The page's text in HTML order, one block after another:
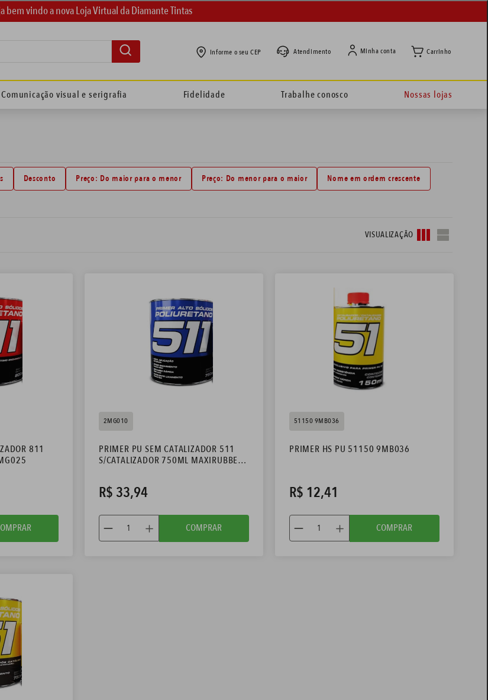
bem vindo a nova Loja Virtual da Diamante Tintas
Informe o seu CEP Atendimento Minha conta
Comunicação visual e serigrafia Fidelidade Trabalhe conosco Nossas lojas
Desconto Preço: Do maior para o menor Preço: Do menor para o maior Nome em ordem crescente
VISUALIZAÇÃO
811
2MG010
PRIMER PU SEM CATALIZADOR 511
S/CATALIZADOR 750ML MAXIRUBBER
R$ 33,94
COMPRAR
51150 9MB036
PRIMER HS PU 51150 9MB036
R$ 12,41
COMPRAR